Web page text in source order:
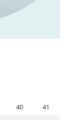
40
41